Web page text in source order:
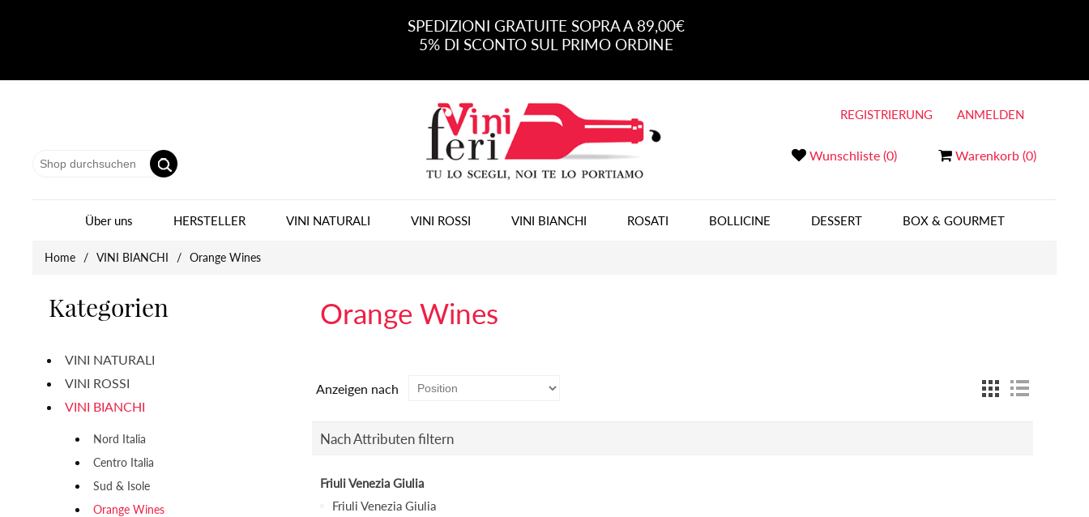
SPEDIZIONI GRATUITE SOPRA A 89,00€
5% DI SCONTO SUL PRIMO ORDINE
Wunschliste (0) Warenkorb (0)
REGISTRIERUNG ANMELDEN
Über uns HERSTELLER VINI NATURALI VINI ROSSI VINI BIANCHI ROSATI BOLLICINE DESSERT BOX & GOURMET
Home / VINI BIANCHI / Orange Wines
Kategorien
VINI NATURALI
VINI ROSSI
VINI BIANCHI
Nord Italia
Centro Italia
Sud & Isole
Orange Wines
Orange Wines
Anzeigen nach
Nach Attributen filtern
Friuli Venezia Giulia
Friuli Venezia Giulia